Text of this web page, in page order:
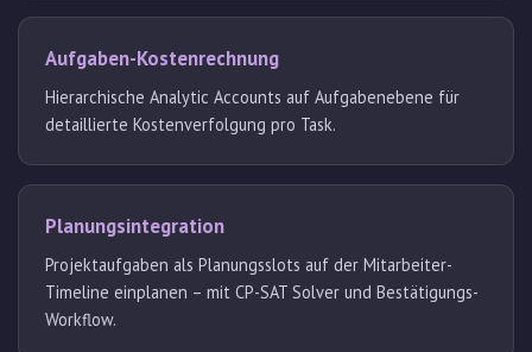
Aufgaben-Kostenrechnung
Hierarchische Analytic Accounts auf Aufgabenebene für
detaillierte Kostenverfolgung pro Task.
Planungsintegration
Projektaufgaben als Planungsslots auf der Mitarbeiter-
Timeline einplanen – mit CP-SAT Solver und Bestätigungs-
Workflow.